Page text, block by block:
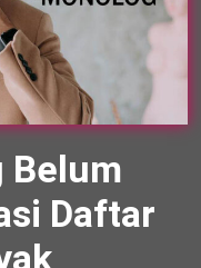
Belum
Daftar